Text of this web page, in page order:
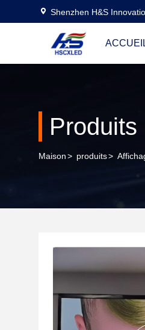
Shenzhen H&S
Produits
Maison> produits>